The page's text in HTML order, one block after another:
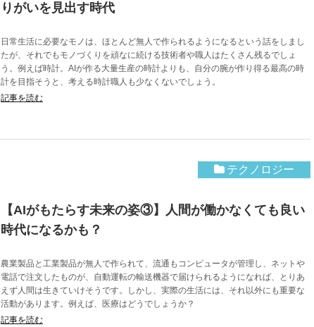
りがいを見出す時代
日常生活に必要なモノは、ほとんど無人で作られるようになるという話をしまし
たが、それでもモノづくりを頑なに続ける技術者や職人はたくさん残るでしょ
う。例えば時計。AIが作る大量生産の時計よりも、自分の腕が作り得る最高の時
計を目指そうと、考える時計職人も少なくないでしょう。
記事を読む
テクノロジー
【AIがもたらす未来の姿③】人間が働かなくても良い
時代になるかも？
農業製品と工業製品が無人で作られて、流通もコンピュータが管理し、ネットや
電話で注文したものが、自動運転の輸送機器で届けられるようになれば、とりあ
えず人間は生きていけそうです。しかし、実際の生活には、それ以外にも重要な
活動があります。例えば、医療はどうでしょうか？
記事を読む